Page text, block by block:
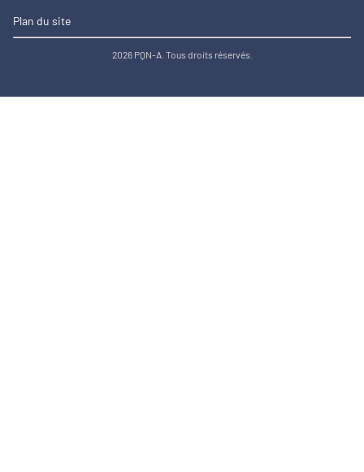
Plan du site
2026 PQN-A. Tous droits réservés.